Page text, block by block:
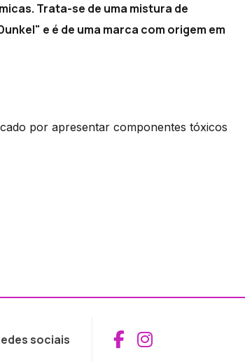
Trata-se de uma mistura de
e é de uma marca com origem em
por apresentar componentes tóxicos
sociais Aceder ao
Aceder ao